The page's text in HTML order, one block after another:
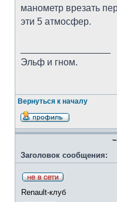
манометр врезать
эти 5 атмосфер.
Эльф и гном.
Вернуться к началу
Заголовок сообщения:
Renault-клуб